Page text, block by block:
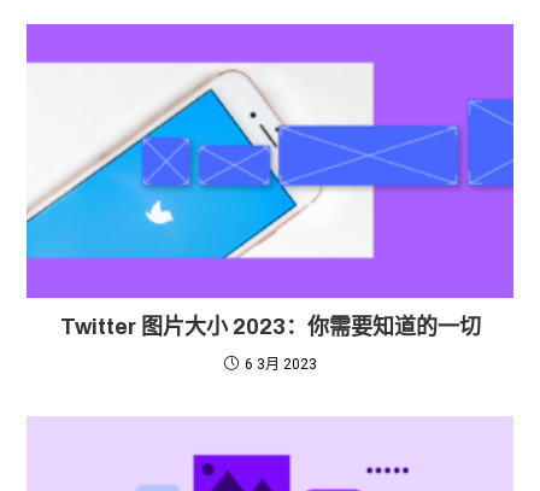
Twitter 图片大小 2023：你需要知道的一切
6 3月 2023